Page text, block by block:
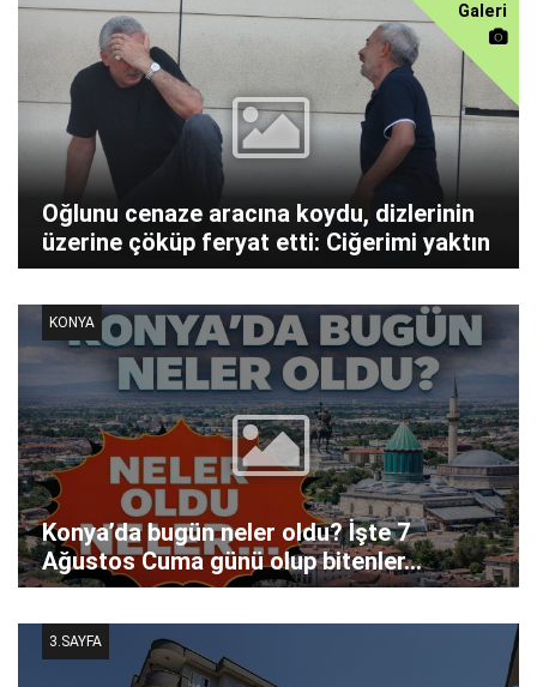
Galeri
Oğlunu cenaze aracına koydu, dizlerinin
üzerine çöküp feryat etti: Ciğerimi yaktın
Konya’da bugün neler oldu? İşte 7
Ağustos Cuma günü olup bitenler…
KONYA
3.SAYFA